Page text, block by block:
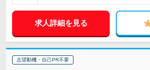
求人詳細を見る
志望動機・自己PR不要